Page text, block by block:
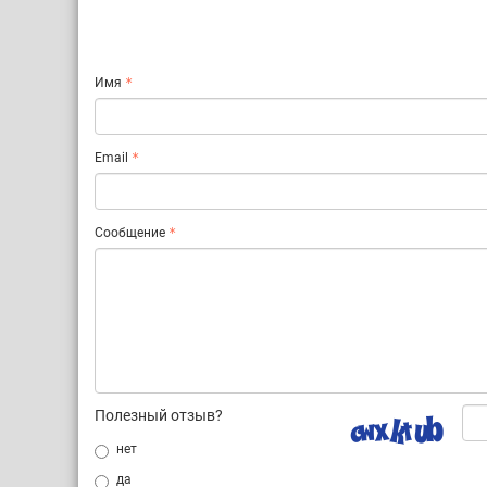
Имя
Email
Сообщение
Полезный отзыв?
нет
да